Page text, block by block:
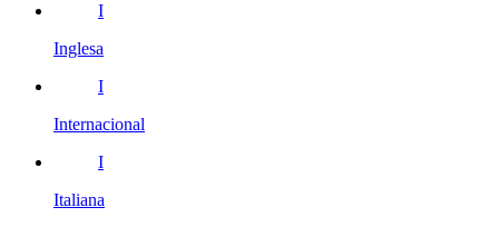
I
Inglesa
I
Internacional
I
Italiana